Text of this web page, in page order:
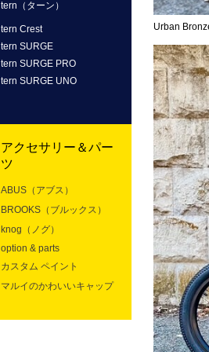
tern（ターン）
tern Crest
tern SURGE
tern SURGE PRO
tern SURGE UNO
アクセサリー＆パー
ツ
ABUS（アブス）
BROOKS（ブルックス）
knog（ノグ）
option & parts
カスタム ペイント
マルイのかわいいキャップ
Urban